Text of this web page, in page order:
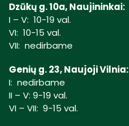
Dzūkų g. 10a, Naujininkai:
I – V: 10-19 val.
VI: 10-15 val.
VII: nedirbame
Genių g. 23, Naujoji Vilnia:
I: nedirbame
II – V: 9-19 val.
VI – VII: 9-15 val.